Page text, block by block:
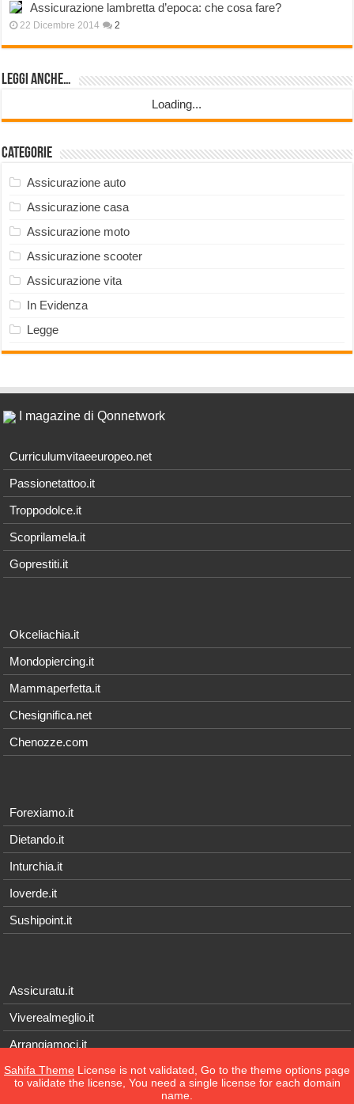
Assicurazione lambretta d’epoca: che cosa fare?
22 Dicembre 2014 2
Leggi anche…
Loading...
Categorie
Assicurazione auto
Assicurazione casa
Assicurazione moto
Assicurazione scooter
Assicurazione vita
In Evidenza
Legge
I magazine di Qonnetwork
Curriculumvitaeeuropeo.net
Passionetattoo.it
Troppodolce.it
Scoprilamela.it
Goprestiti.it
Okceliachia.it
Mondopiercing.it
Mammaperfetta.it
Chesignifica.net
Chenozze.com
Forexiamo.it
Dietando.it
Inturchia.it
Ioverde.it
Sushipoint.it
Assicuratu.it
Viverealmeglio.it
Arrangiamoci.it
Tecnichef.it
Sahifa Theme License is not validated, Go to the theme options page
to validate the license, You need a single license for each domain
name.